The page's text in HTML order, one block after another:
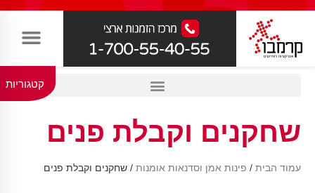
קטגוריות
שחקנים וקבלת פנים
עמוד הבית / פינות אמן וסדנאות אומנות / שחקנים וקבלת פנים